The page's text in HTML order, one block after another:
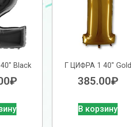
Black
₽
Г ЦИФРА 1 40″ Gold
385.00₽
В корзину